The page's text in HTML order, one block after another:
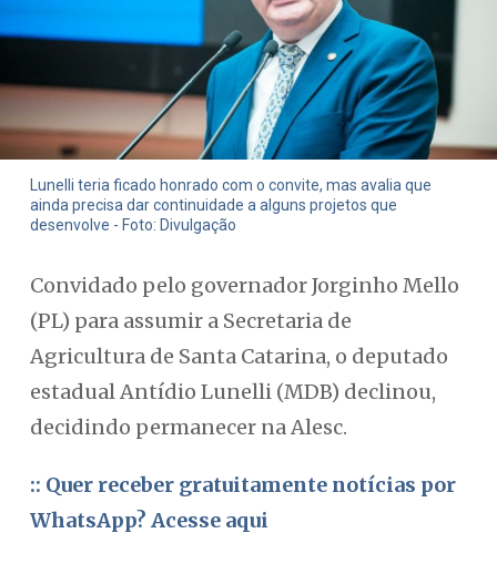
Lunelli teria ficado honrado com o convite, mas avalia que
ainda precisa dar continuidade a alguns projetos que
desenvolve - Foto: Divulgação
Convidado pelo governador Jorginho Mello
(PL) para assumir a Secretaria de
Agricultura de Santa Catarina, o deputado
estadual Antídio Lunelli (MDB) declinou,
decidindo permanecer na Alesc.
:: Quer receber gratuitamente notícias por
WhatsApp? Acesse aqui